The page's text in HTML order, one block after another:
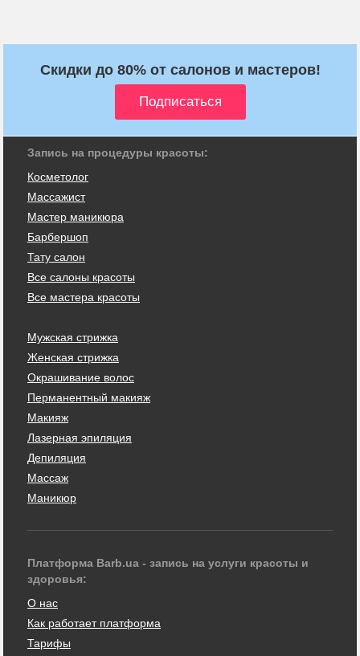
Скидки до 80% от салонов и мастеров!
Запись на процедуры красоты:
Косметолог
Массажист
Мастер маникюра
Барбершоп
Тату салон
Все салоны красоты
Все мастера красоты
Мужская стрижка
Женская стрижка
Окрашивание волос
Перманентный макияж
Макияж
Лазерная эпиляция
Депиляция
Массаж
Маникюр
Платформа Barb.ua - запись на услуги красоты и
здоровья:
О нас
Как работает платформа
Тарифы